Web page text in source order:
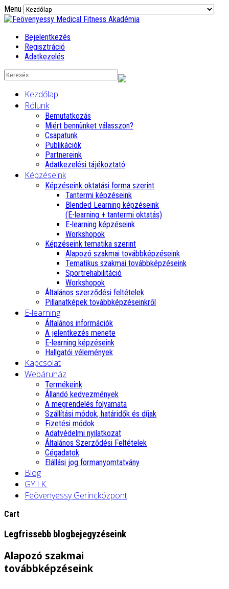
Menu
Bejelentkezés
Regisztráció
Adatkezelés
Kezdőlap
Rólunk
Bemutatkozás
Miért bennünket válasszon?
Csapatunk
Publikációk
Partnereink
Adatkezelési tájékoztató
Képzéseink
Képzéseink oktatási forma szerint
Tantermi képzéseink
Blended Learning képzéseink
(E-learning + tantermi oktatás)
E-learning képzéseink
Workshopok
Képzéseink tematika szerint
Alapozó szakmai továbbképzéseink
Tematikus szakmai továbbképzéseink
Sportrehabilitáció
Workshopok
Általános szerződési feltételek
Pillanatképek továbbképzéseinkről
E-learning
Általános információk
A jelentkezés menete
E-learning képzéseink
Hallgatói vélemények
Kapcsolat
Webáruház
Termékeink
Állandó kedvezmények
A megrendelés folyamata
Szállítási módok, határidők és díjak
Fizetési módok
Adatvédelmi nyilatkozat
Általános Szerződési Feltételek
Cégadatok
Elállási jog formanyomtatvány
Blog
GY.I.K.
Feövenyessy Gerincközpont
Cart
Legfrissebb blogbejegyzéseink
Alapozó szakmai
továbbképzéseink